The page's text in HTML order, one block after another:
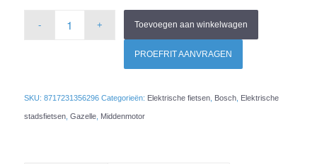
Toevoegen aan winkelwagen
PROEFRIT AANVRAGEN
SKU: 8717231356296 Categorieën: Elektrische fietsen, Bosch, Elektrische
stadsfietsen, Gazelle, Middenmotor